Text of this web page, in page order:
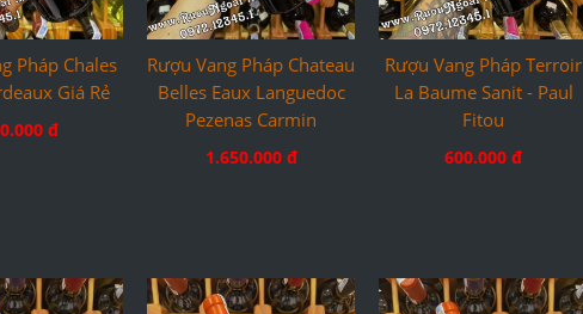
Pháp Chales
Giá Rẻ
đ
Rượu Vang Pháp Chateau
Belles Eaux Languedoc
Pezenas Carmin
1.650.000 đ
Rượu Vang Pháp Terroir
La Baume Sanit - Paul
Fitou
600.000 đ